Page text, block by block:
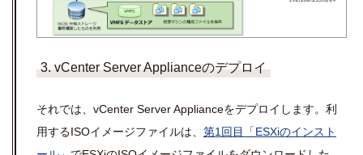
3. vCenter Server Applianceのデプロイ
それでは、 vCenter Server Applianceをデプロイします。利
用するISOイメージファイルは、 第1回目「ESXiのインスト